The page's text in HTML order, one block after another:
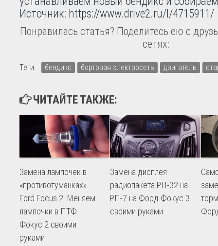
Источник: https://www.drive2.ru/l/4715911/
Понравилась статья? Поделитесь ею с
сетях:
Теги: бендикс бортовая электросеть двигатель
ЧИТАЙТЕ ТАКЖЕ:
Замена лампочек в
«противотуманках»
Ford Focus 2. Меняем
лампочки в ПТФ
Фокус 2 своими
руками
Замена дисплея
радиопакета РП-32 на
РП-7 на Форд Фокус 3
своими руками